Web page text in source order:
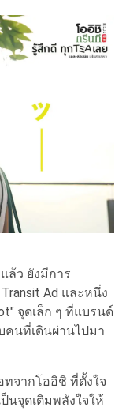
ว ยังมีการ
Ad และหนึ่ง
จุดเล็ก ๆ ที่แบรนด์
คนที่เดินผ่านไปมา
จากโออิชิ ที่ตั้งใจ
นจุดเติมพลังใจให้